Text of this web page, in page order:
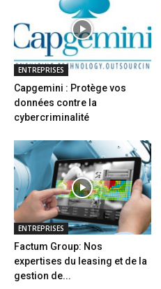
ENTREPRISES
Capgemini : Protège vos
données contre la
cybercriminalité
ENTREPRISES
Factum Group: Nos
expertises du leasing et de la
gestion de...